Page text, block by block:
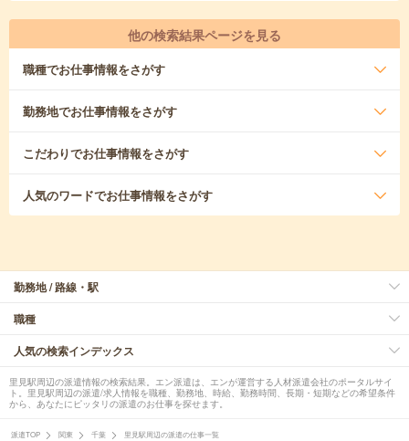
他の検索結果ページを見る
職種でお仕事情報をさがす
勤務地でお仕事情報をさがす
こだわりでお仕事情報をさがす
人気のワードでお仕事情報をさがす
勤務地 / 路線・駅
職種
人気の検索インデックス
里見駅周辺の派遣情報の検索結果。エン派遣は、エンが運営する人材派遣会社のポータルサイ
ト。里見駅周辺の派遣/求人情報を職種、勤務地、時給、勤務時間、長期・短期などの希望条件
から、あなたにピッタリの派遣のお仕事を探せます。
派遣TOP 関東 千葉 里見駅周辺の派遣の仕事一覧